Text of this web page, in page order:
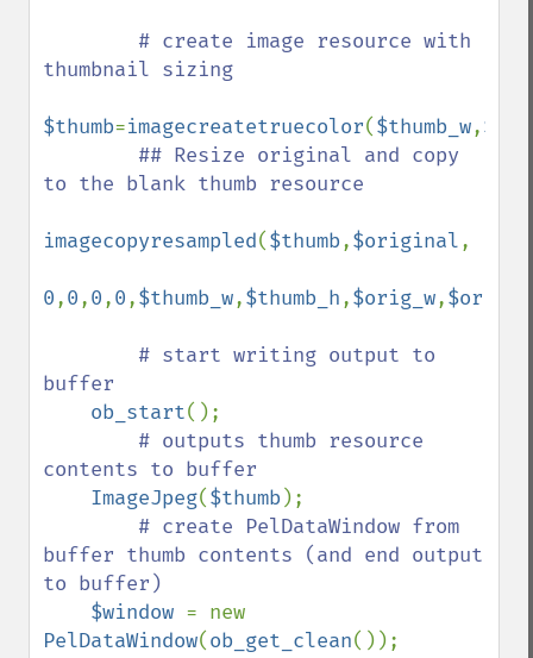
# create image resource with
thumbnail sizing
$thumb=imagecreatetruecolor($thumb_w,
## Resize original and copy
to the blank thumb resource
imagecopyresampled($thumb,$original,
0,0,0,0,$thumb_w,$thumb_h,$orig_w,$orig_h
# start writing output to
buffer
ob_start();
# outputs thumb resource
contents to buffer
ImageJpeg($thumb);
# create PelDataWindow from
buffer thumb contents (and end output
to buffer)
$window
PelDataWindow(ob_get_clean());